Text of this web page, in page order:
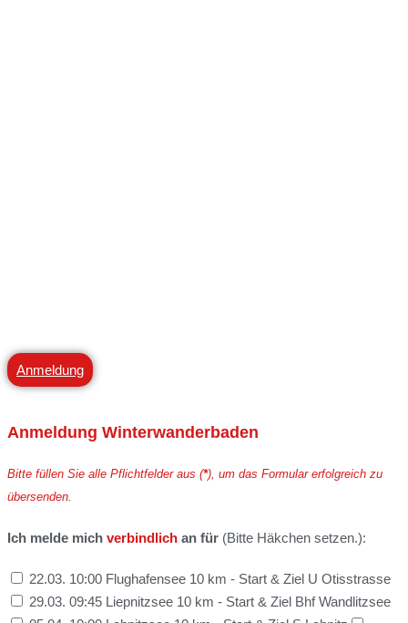
Anmeldung
Anmeldung Winterwanderbaden
Bitte füllen Sie alle Pflichtfelder aus (*), um das Formular erfolgreich zu
übersenden.
Ich melde mich verbindlich an für (Bitte Häkchen setzen.):
22.03. 10:00 Flughafensee 10 km - Start & Ziel U Otisstrasse
29.03. 09:45 Liepnitzsee 10 km - Start & Ziel Bhf Wandlitzsee